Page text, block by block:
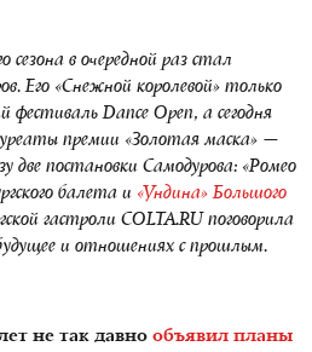
сезона в очередной раз стал
Его «Снежной королевой» только
фестиваль Dance Open, а сегодня
премии «Золотая маска» —
две постановки Самодурова: «Ромео
балета и «Ундина» Большого
гастроли COLTA.RU поговорила
и отношениях с прошлым.
не так давно объявил планы